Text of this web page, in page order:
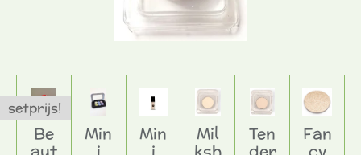
setprijs!
Be Min Min Mil Ten Fan